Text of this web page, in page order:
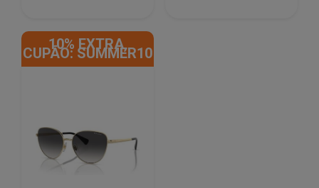
10% EXTRA,
CUPÃO: SUMMER10